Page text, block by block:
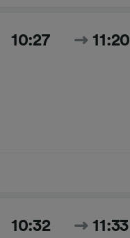
10:27 11:20
10:32 11:33